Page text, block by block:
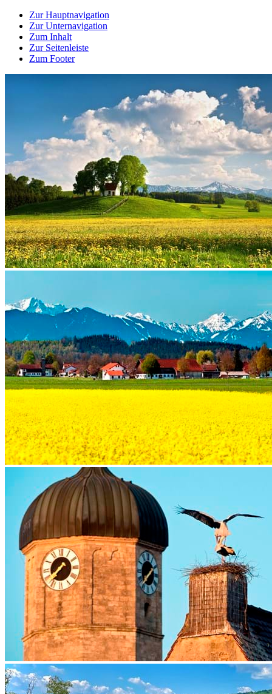
Zur Hauptnavigation
Zur Unternavigation
Zum Inhalt
Zur Seitenleiste
Zum Footer